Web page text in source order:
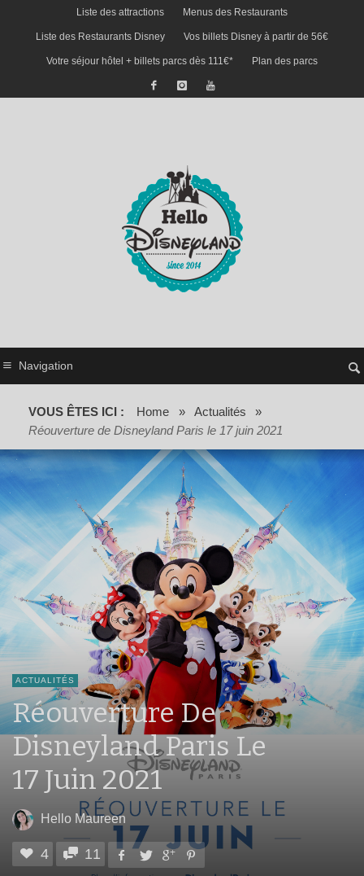
Liste des attractions Menus des Restaurants
Liste des Restaurants Disney Vos billets Disney à partir de 56€
Votre séjour hôtel + billets parcs dès 111€* Plan des parcs
Navigation
VOUS ÊTES ICI : Home » Actualités
»
Réouverture de Disneyland Paris le 17 juin 2021
ACTUALITÉS
Réouverture De
Disneyland Paris Le
17 Juin 2021
Hello Maureen
4 11